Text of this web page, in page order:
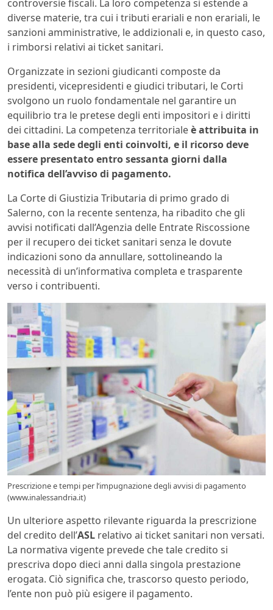
controversie fiscali. La loro competenza si estende a
diverse materie, tra cui i tributi erariali e non erariali, le
sanzioni amministrative, le addizionali e, in questo caso,
i rimborsi relativi ai ticket sanitari.
Organizzate in sezioni giudicanti composte da
presidenti, vicepresidenti e giudici tributari, le Corti
svolgono un ruolo fondamentale nel garantire un
equilibrio tra le pretese degli enti impositori e i diritti
dei cittadini. La competenza territorialeè attribuita in
base alla sede degli enti coinvolti, e il ricorso deve
essere presentato entro sessanta giorni dalla
notifica dell’avviso di pagamento.
La Corte di Giustizia Tributaria di primo grado di
Salerno, con la recente sentenza, ha ribadito che gli
avvisi notificati dall’Agenzia delle Entrate Riscossione
per il recupero dei ticket sanitari senza le dovute
indicazioni sono da annullare, sottolineando la
necessità di un’informativa completa e trasparente
verso i contribuenti.
Prescrizione e tempi per l’impugnazione degli avvisi di pagamento
(www.inalessandria.it)
Un ulteriore aspetto rilevante riguarda la prescrizione
del credito dell’ASL relativo ai ticket sanitari non versati.
La normativa vigente prevede che tale credito si
prescriva dopo dieci anni dalla singola prestazione
erogata. Ciò significa che, trascorso questo periodo,
l’ente non può più esigere il pagamento.